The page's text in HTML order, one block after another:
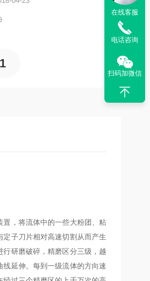
，将流体中的一些大粉团、粘
子刀片相对高速切割从而产生
研磨破碎，精磨区分三级，越
延伸。每到一级流体的方向速
在线客服
电话咨询
扫码加微信